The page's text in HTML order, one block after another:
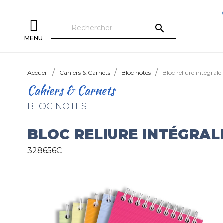
MENU
search
Accueil Cahiers & Carnets Bloc notes Bloc reliure intégrale
Cahiers & Carnets
BLOC NOTES
BLOC RELIURE
328656C